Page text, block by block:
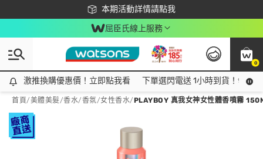
本期活動詳情請點我
下載app最高回饋$350
屈臣氏線上服務
0
激推換購優惠價！立即點我看
激推換購優惠價！立即點我看 下單選閃電送 1小時到貨！領神
首頁/美體美髮/香水/香氛/女性香水/PLAYBOY 真我女神女性體香噴霧